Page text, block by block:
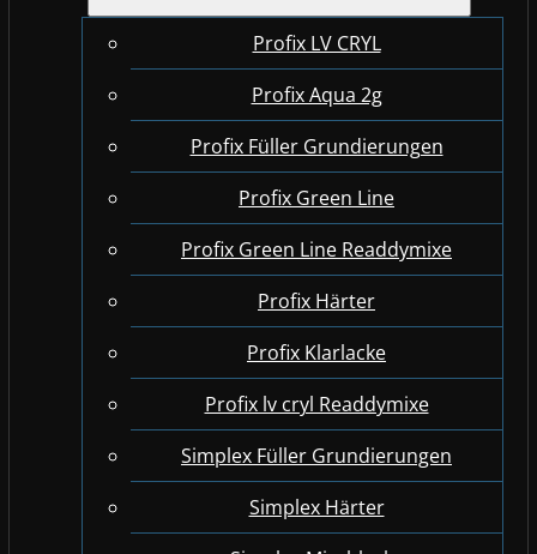
Profix LV CRYL
Profix Aqua 2g
Profix Füller Grundierungen
Profix Green Line
Profix Green Line Readdymixe
Profix Härter
Profix Klarlacke
Profix lv cryl Readdymixe
Simplex Füller Grundierungen
Simplex Härter